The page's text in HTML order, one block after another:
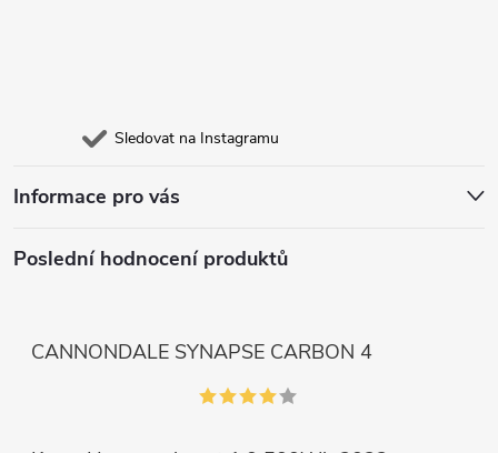
Sledovat na Instagramu
Informace pro vás
Poslední hodnocení produktů
CANNONDALE SYNAPSE CARBON 4